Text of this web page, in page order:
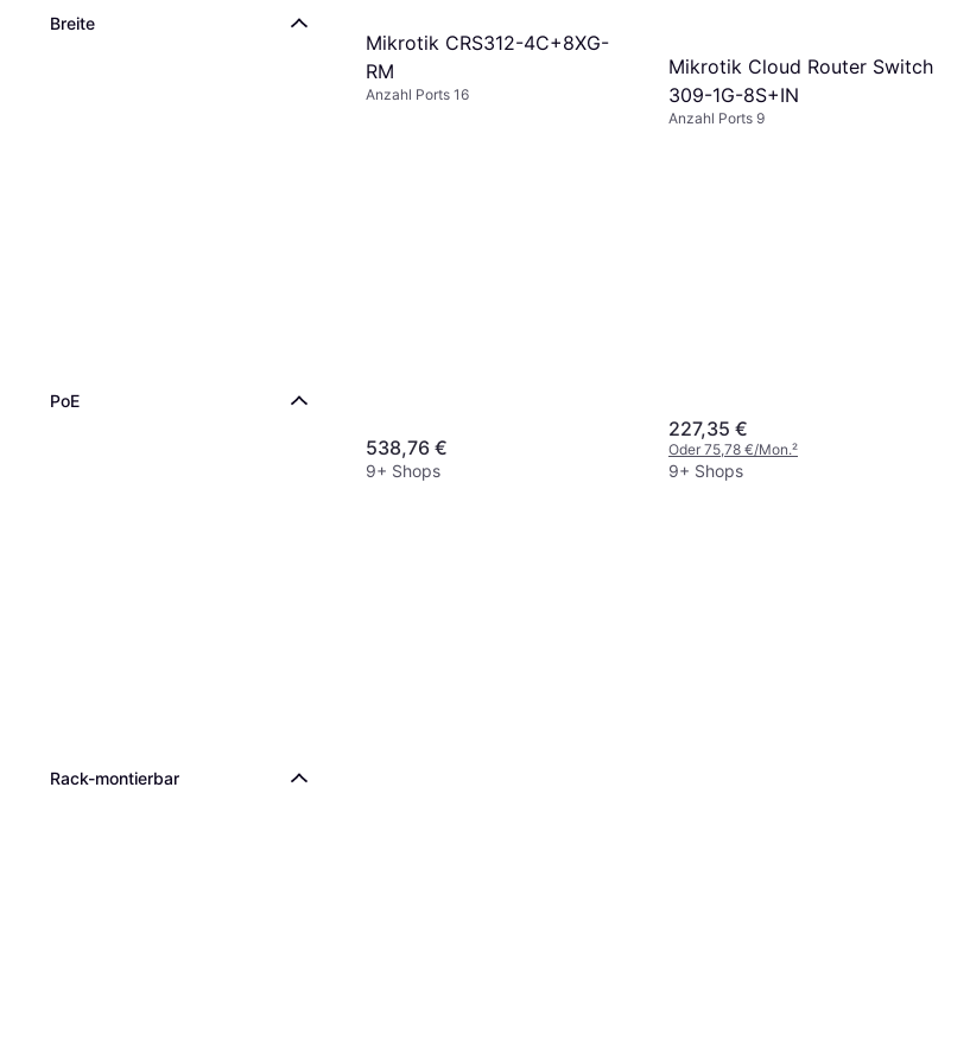
Breite
PoE
Rack-montierbar
Mikrotik CRS312-4C+8XG-
RM
Anzahl Ports 16
538,76 €
9+ Shops
Mikrotik Cloud Router Switch
309-1G-8S+IN
Anzahl Ports 9
227,35 €
Oder 75,78 €/Mon.²
9+ Shops